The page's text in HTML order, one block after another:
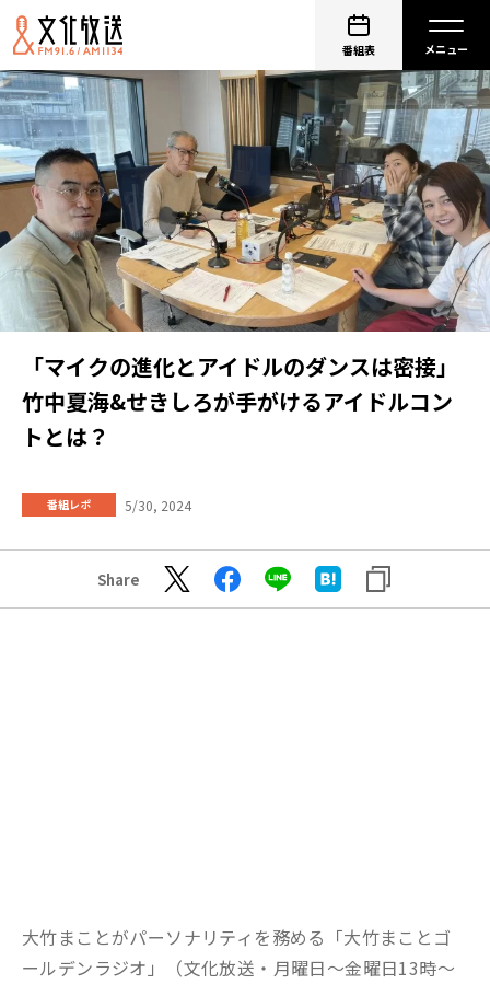
番組表
「マイクの進化とアイドルのダンスは密接」
竹中夏海&せきしろが手がけるアイドルコン
トとは？
番組レポ 5/30, 2024
Share
大竹まことがパーソナリティを務める「大竹まことゴ
ールデンラジオ」（文化放送・月曜日～金曜日13時～